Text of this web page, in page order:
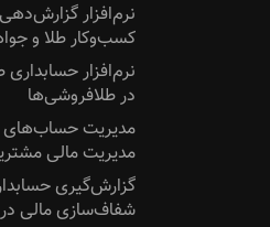
نرم‌افزار
کسب‌وکار طلا و
نرم‌افزار
در طلافروشی‌ها
مدیریت حساب‌های
مدیریت مالی
گزارش‌گیری
شفاف‌سازی مالی